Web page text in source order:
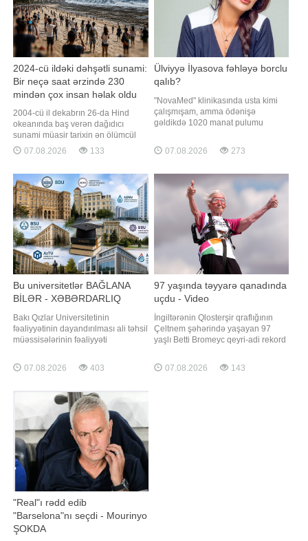
2024-cü ildəki dəhşətli sunami:
Bir neçə saat ərzində 230
mindən çox insan həlak oldu
2004-cü il dekabrın 26-da Hind
okeanında baş verən dağıdıcı
sunami müasir tarixin ən ölümcül
təbii fəlakətlərindən birinə çevrilib.
Qaynarinfo xəbər verir ki, fəlakət
çox insan həyatını itirib. Tailand isə
ən çox zərər çəkən ölkələrdən biri
olub. Fəlakət necə başladı?
07.08.2026 133
Ülviyyə İlyasova fəhləyə borclu
qalıb?
"NovaMed" klinikasında usta kimi
çalışmışam, amma ödənişə
gəldikdə 1020 manat pulumu
adının çəkilməsini istəməyən
vətəndaş müraciət edib. Tibb
deyən şikayətçinin sözlərinə görə,
kosmetoloq Ülviyyə İlyasova
barəsind
07.08.2026 273
Bu universitetlər BAĞLANA
BİLƏR - XƏBƏRDARLIQ
Bakı Qızlar Universitetinin
fəaliyyətinin dayandırılması ali təhsil
müəssisələrinin fəaliyyəti
gətirib. Bu qərar universitetlərin
keyfiyyət standartlarına uyğunluğu,
maddi-texniki baza və digər
tələblərin nə dərəcədə vacib
olduğunu göstərir
07.08.2026 403
97 yaşında təyyarə qanadında
uçdu - Video
İngiltərənin Qlosterşir qraflığının
Çeltnem şəhərində yaşayan 97
yaşlı Betti Bromeyc qeyri-adi rekord
xəbər verir ki, 2025-ci ildə insult
keçirməsinə baxmayaraq, o,
07.08.2026 143
"Real"ı rədd edib
"Barselona"nı seçdi - Mourinyo
ŞOKDA